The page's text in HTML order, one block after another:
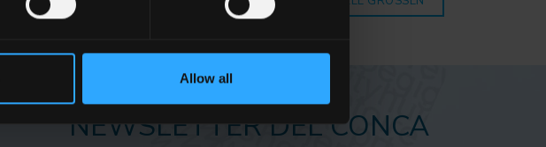
Allow all
NEWSLETTER DEL CONCA